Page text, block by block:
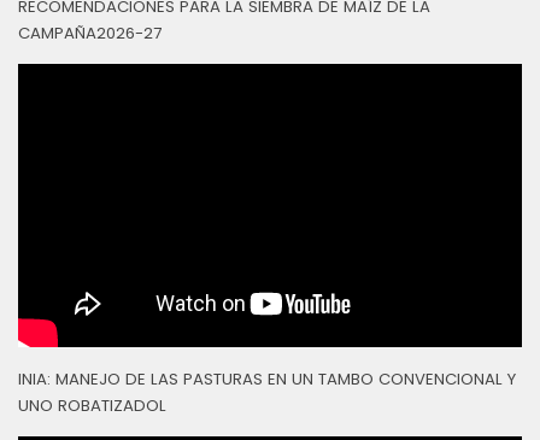
RECOMENDACIONES PARA LA SIEMBRA DE MAÍZ DE LA
CAMPAÑA2026-27
INIA: MANEJO DE LAS PASTURAS EN UN TAMBO CONVENCIONAL Y
UNO ROBATIZADOL